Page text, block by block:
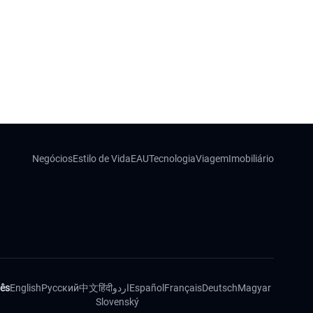
NegóciosEstilo de VidaEAUTecnologiaViagemImobiliário
EnglishРусский中文हिंदीاردوEspañol FrançaisDeutschMagyar
Slovenský